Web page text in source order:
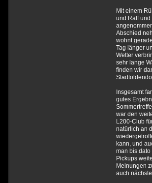
Mit einem
und Ralf und
Abschied
wohnt
Tag länger
Wetter
sehr lange
finden wir
Insgesamt
gutes
war den
L200-Club
natürlich an
kann, und
man bis
Pickups
Meinungen
auch